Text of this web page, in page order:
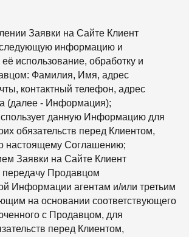
Заявки на Сайте Клиент
следующую информацию и
использование, обработку и
Фамилия, Имя, адрес
контактный телефон, адрес
(далее - Информация);
данную Информацию для
обязательств перед Клиентом,
настоящему Соглашению;
Заявки на Сайте Клиент
передачу Продавцом
Информации агентам и/или третьим
на основании соответствующего
с Продавцом, для
перед Клиентом,